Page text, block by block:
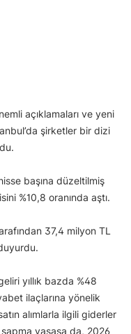
açıklamaları ve yeni
şirketler bir dizi
başına düzeltilmiş
%10,8 oranında aştı.
37,4 milyon TL
yıllık bazda %48
ilaçlarına yönelik
alımlarla ilgili giderler
yaşasa da, 2026